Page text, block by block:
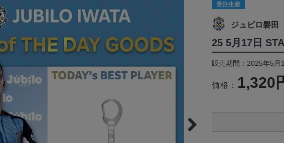
受注生産
ジュビロ磐田
25 5月17日
販売期間：2025年5
価格： 1,320